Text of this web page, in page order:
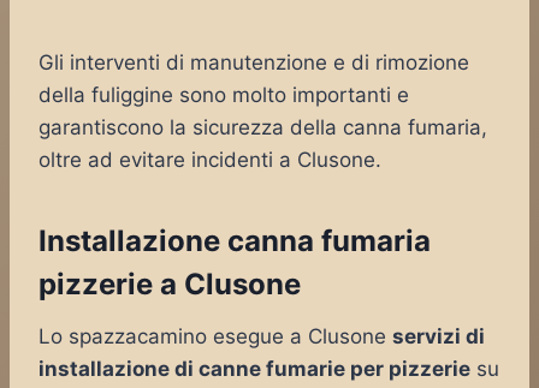
Gli interventi di manutenzione e di rimozione
della fuliggine sono molto importanti e
garantiscono la sicurezza della canna fumaria,
oltre ad evitare incidenti a Clusone.
Installazione canna fumaria
pizzerie a Clusone
Lo spazzacamino esegue a Clusone servizi di
installazione di canne fumarie per pizzerie su